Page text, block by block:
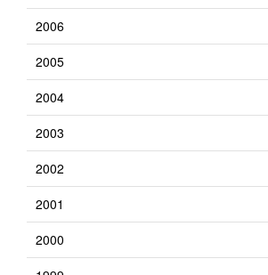
2006
2005
2004
2003
2002
2001
2000